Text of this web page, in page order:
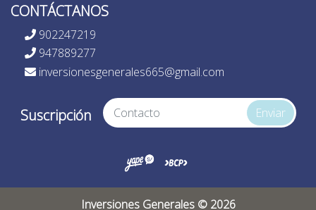
CONTÁCTANOS
902247219
947889277
inversionesgenerales665@gmail.com
Suscripción Enviar
Inversiones Generales © 2026